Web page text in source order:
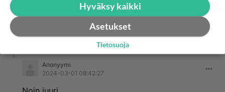
Miten tänne ravintoloita lisää kun ei ole
ostovoimaa
Äänestä Kommentoi
Anonyymi
2024-03-01 08:42:27
Hyväksy kaikki
Asetukset
Tietosuoja